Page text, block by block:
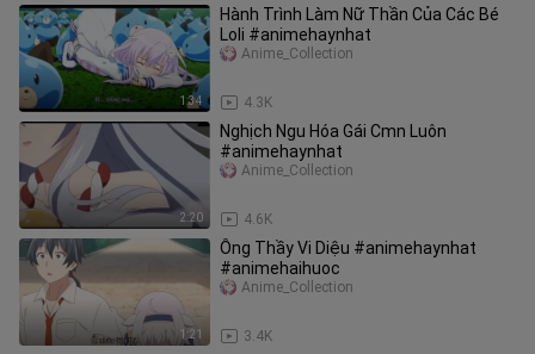
1:34
Hành Trình Làm Nữ Thần Của Các Bé
Loli #animehaynhat
4.3K
Anime_Collection
2:20
Nghịch Ngu Hóa Gái Cmn Luôn
#animehaynhat
4.6K
Anime_Collection
1:21
Ông Thầy Vi Diệu #animehaynhat
#animehaihuoc
3.4K
Anime_Collection